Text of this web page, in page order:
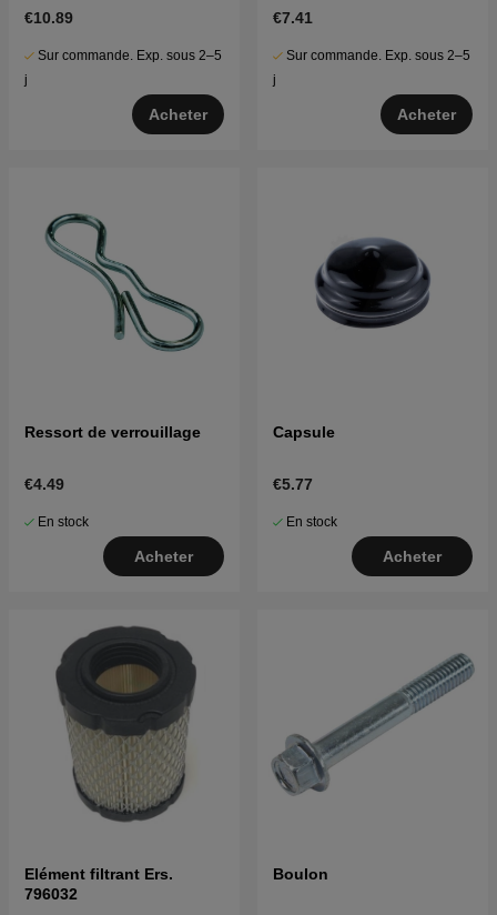
€10.89
Sur commande. Exp. sous 2–5
j
Acheter
€7.41
Sur commande. Exp. sous 2–5
j
Acheter
Ressort de verrouillage
€4.49
En stock
Acheter
Capsule
€5.77
En stock
Acheter
Elément filtrant Ers.
796032
Boulon